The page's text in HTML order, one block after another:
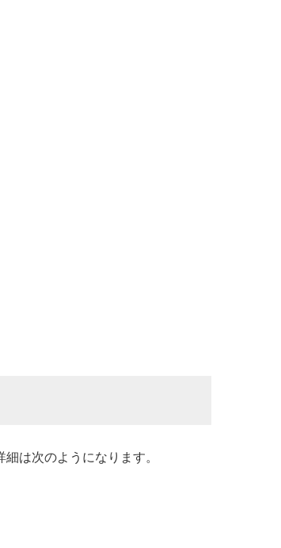
は次のようになります。